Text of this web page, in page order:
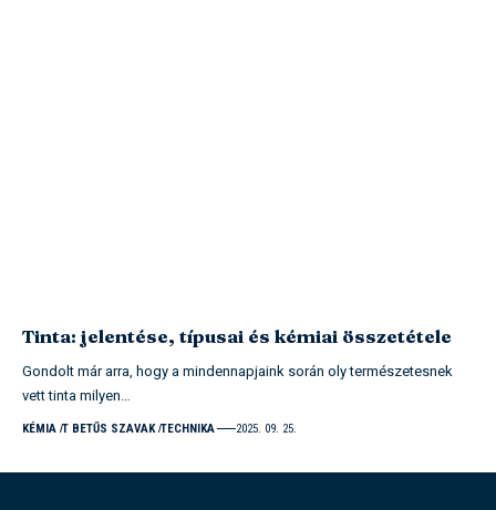
Tinta: jelentése, típusai és kémiai összetétele
Gondolt már arra, hogy a mindennapjaink során oly természetesnek
vett tinta milyen…
KÉMIA T BETŰS SZAVAK TECHNIKA 2025. 09. 25.